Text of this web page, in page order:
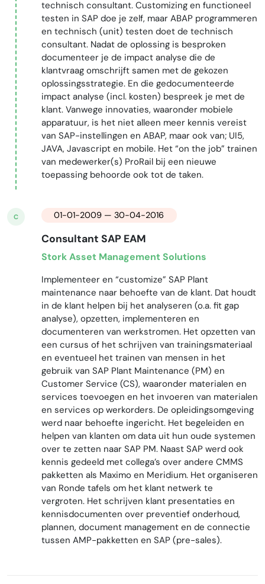
technisch consultant. Customizing en functioneel
testen in SAP doe je zelf, maar ABAP programmeren
en technisch (unit) testen doet de technisch
consultant. Nadat de oplossing is besproken
documenteer je de impact analyse die de
klantvraag omschrijft samen met de gekozen
oplossingsstrategie. En die gedocumenteerde
impact analyse (incl. kosten) bespreek je met de
klant. Vanwege innovaties, waaronder mobiele
apparatuur, is het niet alleen meer kennis vereist
van SAP-instellingen en ABAP, maar ook van; UI5,
JAVA, Javascript en mobile. Het “on the job” trainen
van medewerker(s) ProRail bij een nieuwe
toepassing behoorde ook tot de taken.
C 01-01-2009 — 30-04-2016
Consultant SAP EAM
Stork Asset Management Solutions
Implementeer en “customize” SAP Plant
maintenance naar behoefte van de klant. Dat houdt
in de klant helpen bij het analyseren (o.a. fit gap
analyse), opzetten, implementeren en
documenteren van werkstromen. Het opzetten van
een cursus of het schrijven van trainingsmateriaal
en eventueel het trainen van mensen in het
gebruik van SAP Plant Maintenance (PM) en
Customer Service (CS), waaronder materialen en
services toevoegen en het invoeren van materialen
en services op werkorders. De opleidingsomgeving
werd naar behoefte ingericht. Het begeleiden en
helpen van klanten om data uit hun oude systemen
over te zetten naar SAP PM. Naast SAP werd ook
kennis gedeeld met collega’s over andere CMMS
pakketten als Maximo en Meridium. Het organiseren
van Ronde tafels om het klant netwerk te
vergroten. Het schrijven klant presentaties en
kennisdocumenten over preventief onderhoud,
plannen, document management en de connectie
tussen AMP-pakketten en SAP (pre-sales).